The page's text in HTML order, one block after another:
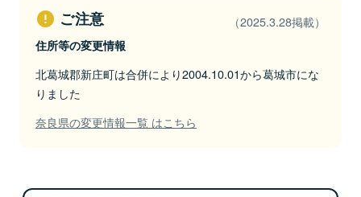
ご注意 （2025.3.28掲載）
住所等の変更情報
北葛城郡新庄町は合併により2004.10.01から葛城市にな
りました
奈良県の変更情報一覧 はこちら